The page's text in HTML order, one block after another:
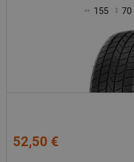
155 70
52,50 €